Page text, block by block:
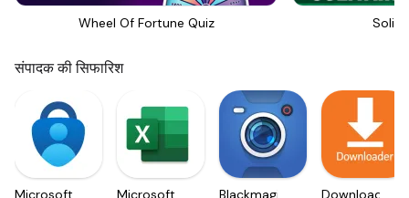
Wheel Of Fortune Quiz
संपादक की सिफारिश
Microsoft
Microsoft
Blackmagic
Downloader